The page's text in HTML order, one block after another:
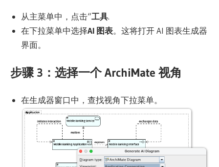
从主菜单中，点击“工具.
在下拉菜单中选择AI 图表。这将打开 AI 图表生成器
界面。
步骤 3：选择一个 ArchiMate 视角
在生成器窗口中，查找视角下拉菜单。